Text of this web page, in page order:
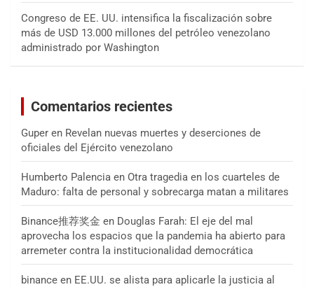
Congreso de EE. UU. intensifica la fiscalización sobre
más de USD 13.000 millones del petróleo venezolano
administrado por Washington
Comentarios recientes
Guper en Revelan nuevas muertes y deserciones de
oficiales del Ejército venezolano
Humberto Palencia en Otra tragedia en los cuarteles de
Maduro: falta de personal y sobrecarga matan a militares
Binance推荐奖金 en Douglas Farah: El eje del mal
aprovecha los espacios que la pandemia ha abierto para
arremeter contra la institucionalidad democrática
binance en EE.UU. se alista para aplicarle la justicia al